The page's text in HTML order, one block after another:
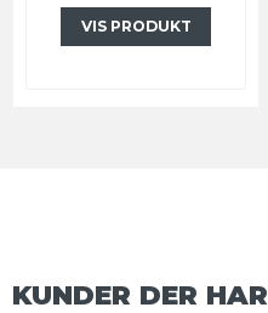
VIS PRODUKT
KUNDER DER